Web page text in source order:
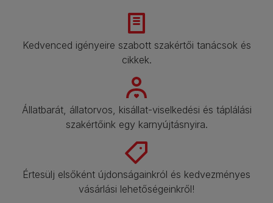
Kedvenced igényeire szabott szakértői tanácsok és
cikkek.​
Állatbarát, állatorvos, kisállat-viselkedési és táplálási
szakértőink egy karnyújtásnyira.​
Értesülj elsőként újdonságainkról és kedvezményes
vásárlási lehetőségeinkről!​